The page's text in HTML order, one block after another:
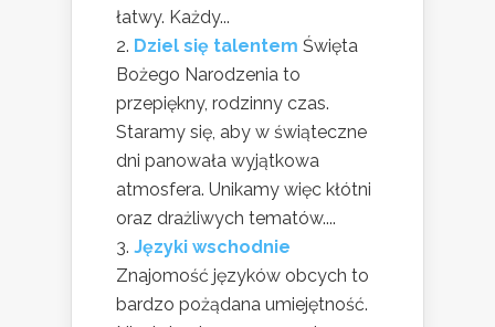
łatwy. Każdy...
Dziel się talentem Święta
Bożego Narodzenia to
przepiękny, rodzinny czas.
Staramy się, aby w świąteczne
dni panowała wyjątkowa
atmosfera. Unikamy więc kłótni
oraz drażliwych tematów....
Języki wschodnie
Znajomość języków obcych to
bardzo pożądana umiejętność.